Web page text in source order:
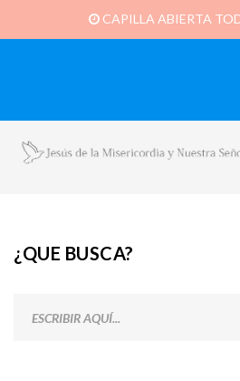
CAPILLA ABIERTA
¿QUE BUSCA?